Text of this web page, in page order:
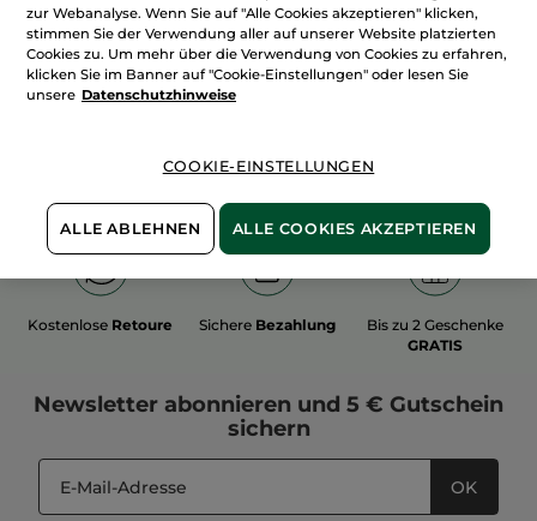
Mehr entdecken
Kostenlose Retoure Sichere Bezahlung
Bis zu 2 Geschenke
GRATIS
Newsletter abonnieren und 5 € Gutschein
sichern
OK
zur Webanalyse. Wenn Sie auf "Alle Cookies akzeptieren" klicken,
stimmen Sie der Verwendung aller auf unserer Website platzierten
Cookies zu. Um mehr über die Verwendung von Cookies zu erfahren,
klicken Sie im Banner auf "Cookie-Einstellungen" oder lesen Sie
unsere Datenschutzhinweise
COOKIE-EINSTELLUNGEN
ALLE ABLEHNEN ALLE COOKIES AKZEPTIEREN